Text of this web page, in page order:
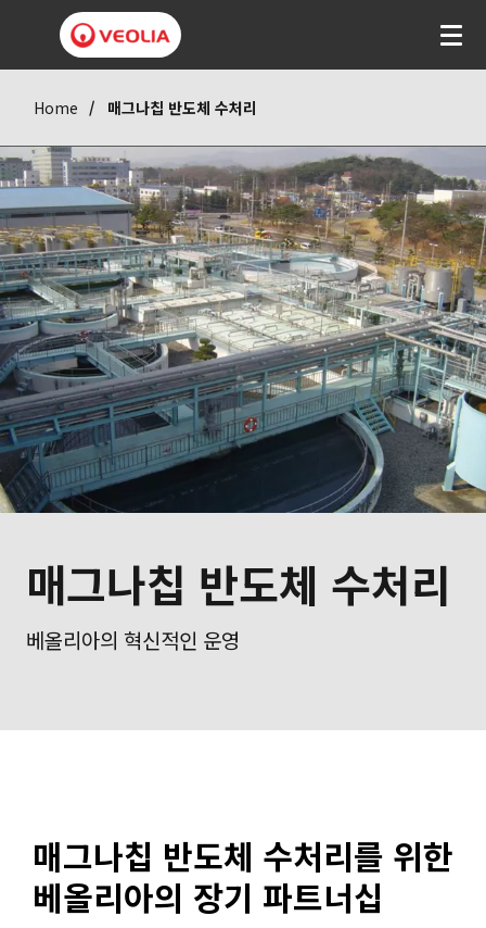
Home 매그나칩 반도체 수처리
매그나칩 반도체 수처리
베올리아의 혁신적인 운영
매그나칩 반도체 수처리를 위한
베올리아의 장기 파트너십